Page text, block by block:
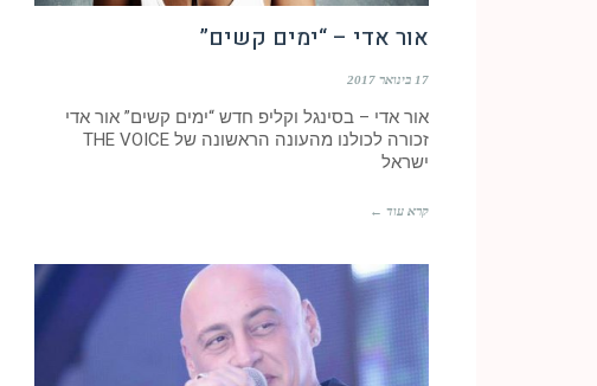
אור אדי – “ימים קשים”
17 בינואר 2017
אור אדי – בסינגל וקליפ חדש “ימים קשים” אור אדי
זכורה לכולנו מהעונה הראשונה של THE VOICE
ישראל
קרא עוד ←